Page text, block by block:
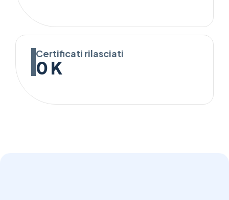
Certificati rilasciati
0K